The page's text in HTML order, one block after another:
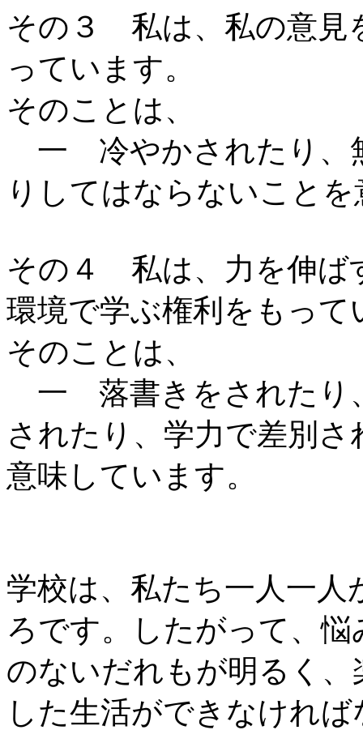
その３ 私は、私の意見
っています。
そのことは、
一 冷やかされたり、
りしてはならないこと
その４ 私は、力を伸ば
環境で学ぶ権利をもって
そのことは、
一 落書きをされたり
されたり、学力で差別
意味しています。
学校は、私たち一人一
ろです。したがって、
のないだれもが明るく
した生活ができなけれ